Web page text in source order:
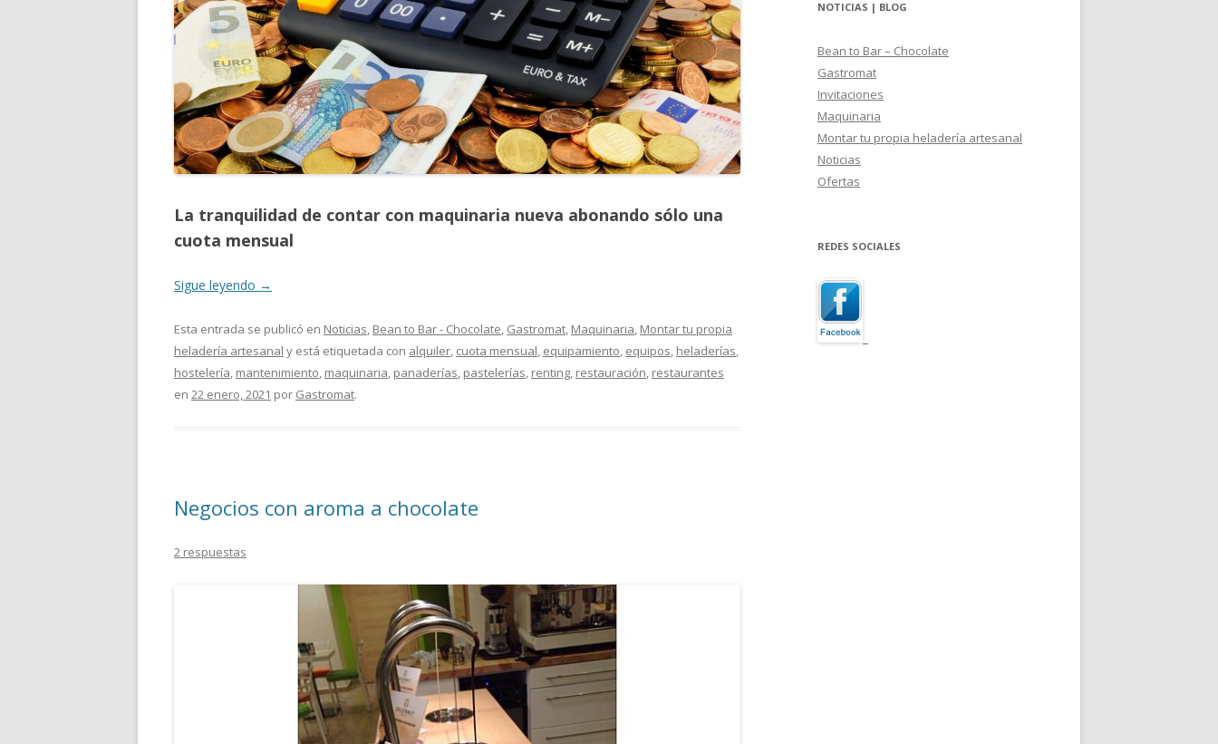
MONTADORAS DE NATA
PALOMITERAS / POP-CORN
PASTEURIZADORAS
PASTO-MANTECADORAS
VITRINAS DE HELADOS
La tranquilidad de contar con maquinaria nueva abonando sólo una
cuota mensual
Sigue leyendo →
Esta entrada se publicó en Noticias, Bean to Bar - Chocolate, Gastromat, Maquinaria, Montar tu propia
heladería artesanal y está etiquetada con alquiler, cuota mensual, equipamiento, equipos, heladerías,
hostelería, mantenimiento, maquinaria, panaderías, pastelerías, renting, restauración, restaurantes
en 22 enero, 2021 por Gastromat.
Negocios con aroma a chocolate
2 respuestas
NOTICIAS | BLOG
Bean to Bar – Chocolate
Gastromat
Invitaciones
Maquinaria
Montar tu propia heladería artesanal
Noticias
Ofertas
REDES SOCIALES